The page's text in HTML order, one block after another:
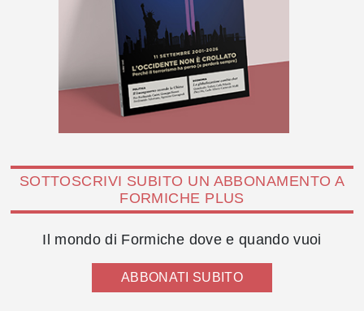
SOTTOSCRIVI SUBITO UN ABBONAMENTO A
FORMICHE PLUS
Il mondo di Formiche dove e quando vuoi
ABBONATI SUBITO